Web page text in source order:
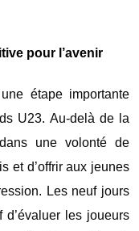
pour l’avenir
étape importante
U23. Au-delà de la
une volonté de
et d’offrir aux jeunes
Les neuf jours
d’évaluer les joueurs